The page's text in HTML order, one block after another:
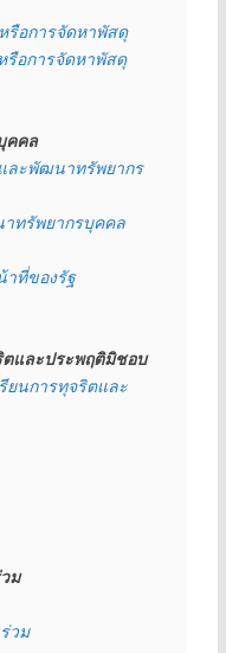
รือการจัดหาพัสดุ
รือการจัดหาพัสดุ
คคล
ละพัฒนาทรัพยากร
ทรัพยากรบุคคล
าที่ของรัฐ
ตและประพฤติมิชอบ
ยนการทุจริตและ
ม
วม